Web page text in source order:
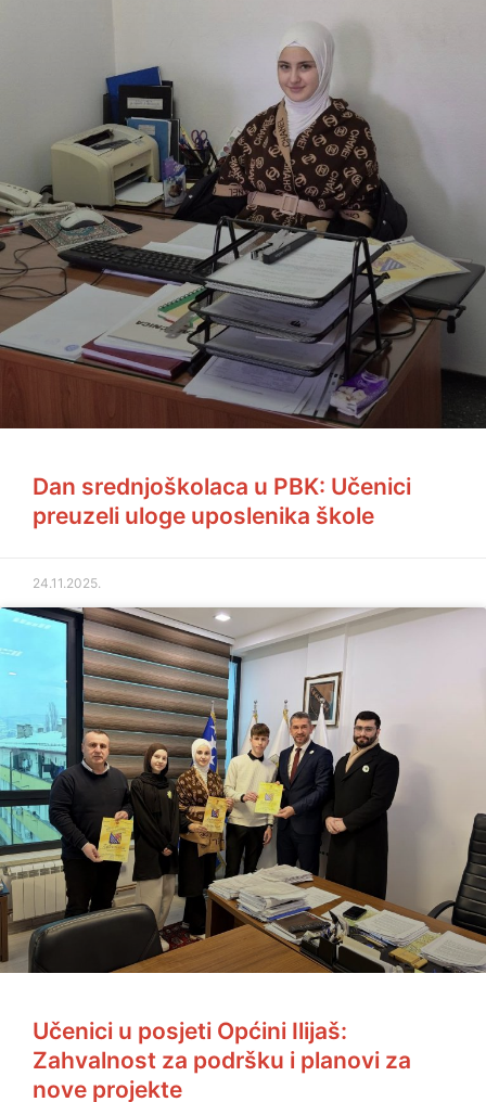
Dan srednjoškolaca u PBK: Učenici
preuzeli uloge uposlenika škole
24.11.2025.
Učenici u posjeti Općini Ilijaš:
Zahvalnost za podršku i planovi za
nove projekte